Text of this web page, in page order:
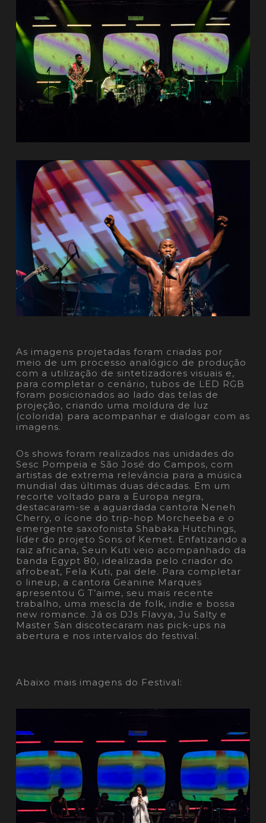
As imagens projetadas foram criadas por
meio de um processo analógico de produção
com a utilização de sintetizadores visuais e,
para completar o cenário, tubos de LED RGB
foram posicionados ao lado das telas de
projeção, criando uma moldura de luz
(colorida) para acompanhar e dialogar com as
imagens.
Os shows foram realizados nas unidades do
Sesc Pompeia e São José do Campos, com
artistas de extrema relevância para a música
mundial das últimas duas décadas. Em um
recorte voltado para a Europa negra,
destacaram-se a aguardada cantora Neneh
Cherry, o ícone do trip-hop Morcheeba e o
emergente saxofonista Shabaka Hutchings,
líder do projeto Sons of Kemet. Enfatizando a
raiz africana, Seun Kuti veio acompanhado da
banda Egypt 80, idealizada pelo criador do
afrobeat, Fela Kuti, pai dele. Para completar
o lineup, a cantora Geanine Marques
apresentou G T’aime, seu mais recente
trabalho, uma mescla de folk, indie e bossa
new romance. Já os DJs Flavya, Ju Salty e
Master San discotecaram nas pick-ups na
abertura e nos intervalos do festival.
Abaixo mais imagens do Festival: